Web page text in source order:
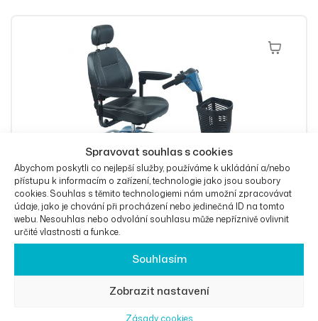
Spravovat souhlas s cookies
Abychom poskytli co nejlepší služby, používáme k ukládání a/nebo
přístupu k informacím o zařízení, technologie jako jsou soubory
cookies. Souhlas s těmito technologiemi nám umožní zpracovávat
údaje, jako je chování při procházení nebo jedinečná ID na tomto
webu. Nesouhlas nebo odvolání souhlasu může nepříznivě ovlivnit
určité vlastnosti a funkce.
Souhlasím
Zobrazit nastavení
Zásady cookies
Výběr
Invalidní skútr Rascal Vista DX
OD47 600Kč